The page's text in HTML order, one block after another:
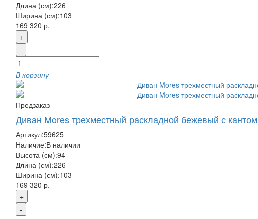
Длина (см):226
Ширина (см):103
169 320 р.
+
-
В корзину
Предзаказ
Диван Mores трехместный раскладной бежевый с кантом
Артикул:59625
Наличие:В наличии
Высота (см):94
Длина (см):226
Ширина (см):103
169 320 р.
+
-